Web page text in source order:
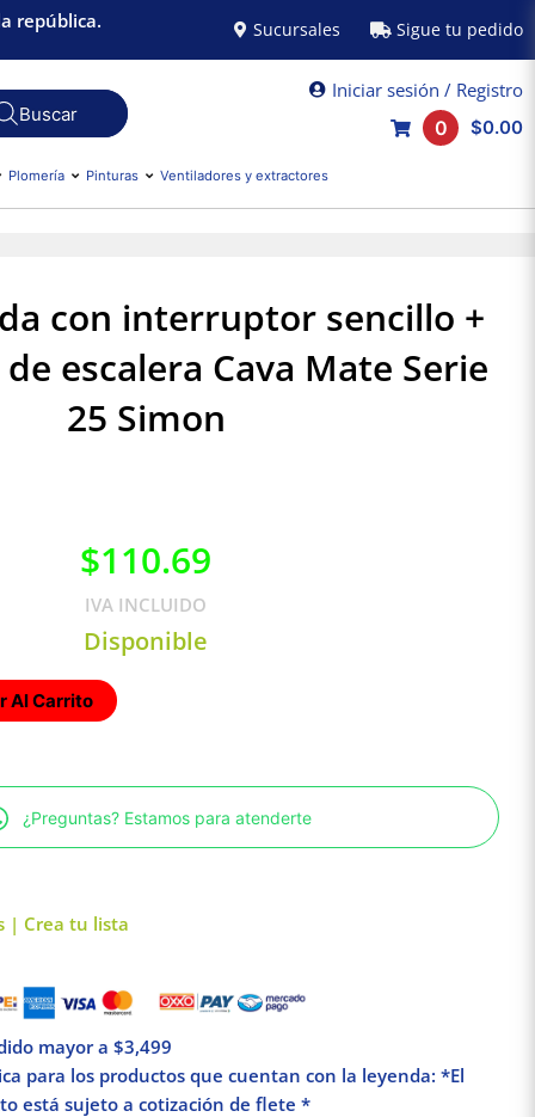
república. Sucursales Sigue tu pedido
Iniciar sesión / Registro
0
$0.00
Plomería Pinturas Ventiladores y extractores
con interruptor sencillo +
escalera Cava Mate Serie
25 Simon
$110.69
IVA INCLUIDO
Disponible
Al Carrito
¿Preguntas? Estamos para atenderte
| Crea tu lista
mayor a $3,499
para los productos que cuentan con la leyenda: *El
está sujeto a cotización de flete *